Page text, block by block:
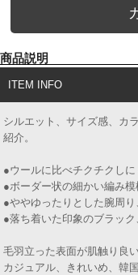
商品説明
ITEM INFO
シルエット、サイズ感、カ
紹介。
●ウールに比べチクチクし
●ボーダー状の細かい編み
●ややゆったりとした腕周
●落ち着いた印象のブラッ
毛羽立った表面が肌触り良
カジュアル、きれいめ、韓